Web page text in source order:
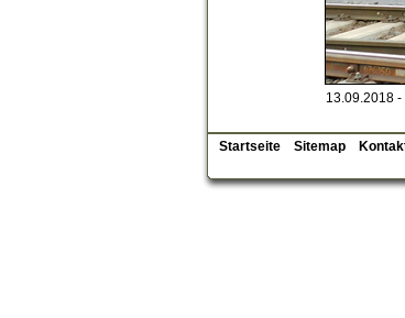
13.09.2018
Startseite Sitemap